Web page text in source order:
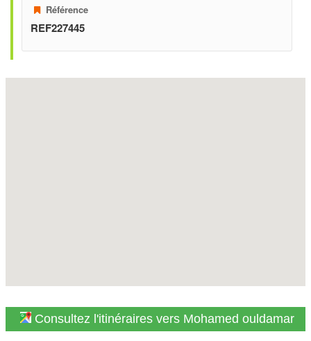
Référence
REF227445
Consultez l'itinéraires vers Mohamed ouldamar